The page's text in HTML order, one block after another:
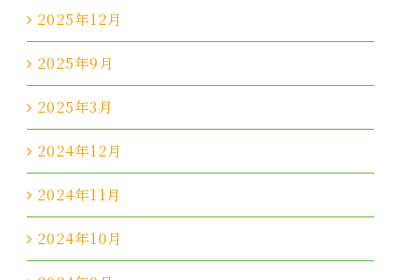
2025年12月
2025年9月
2025年3月
2024年12月
2024年11月
2024年10月